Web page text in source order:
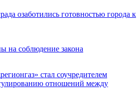
озаботились готовностью города к
на соблюдение закона
стал соучредителем
отношений между